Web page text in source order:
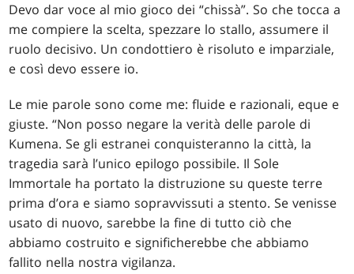
Devo dar voce al mio gioco dei “chissà”. So che tocca a
me compiere la scelta, spezzare lo stallo, assumere il
ruolo decisivo. Un condottiero è risoluto e imparziale,
e così devo essere io.
Le mie parole sono come me: fluide e razionali, eque e
giuste. “Non posso negare la verità delle parole di
Kumena. Se gli estranei conquisteranno la città, la
tragedia sarà l’unico epilogo possibile. Il Sole
Immortale ha portato la distruzione su queste terre
prima d’ora e siamo sopravvissuti a stento. Se venisse
usato di nuovo, sarebbe la fine di tutto ciò che
abbiamo costruito e significherebbe che abbiamo
fallito nella nostra vigilanza.